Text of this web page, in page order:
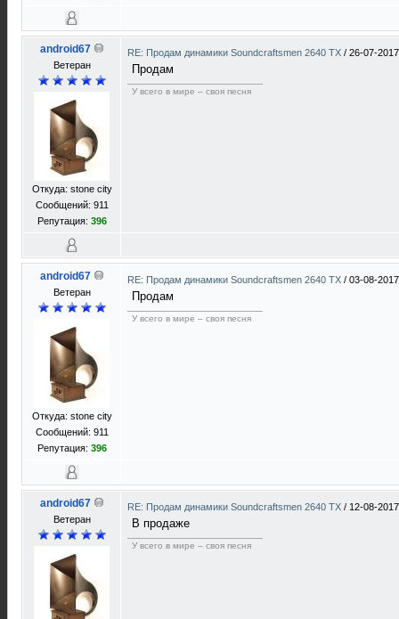
android67
Ветеран
Откуда: stone city
Сообщений: 911
Репутация: 396
RE: Продам динамики Soundcraftsmen 2640 TX / 26-07-
Продам
У всего в мире – своя песня
android67
Ветеран
Откуда: stone city
Сообщений: 911
Репутация: 396
RE: Продам динамики Soundcraftsmen 2640 TX / 03-08-
Продам
У всего в мире – своя песня
android67
Ветеран
RE: Продам динамики Soundcraftsmen 2640 TX / 12-08-
В продаже
У всего в мире – своя песня